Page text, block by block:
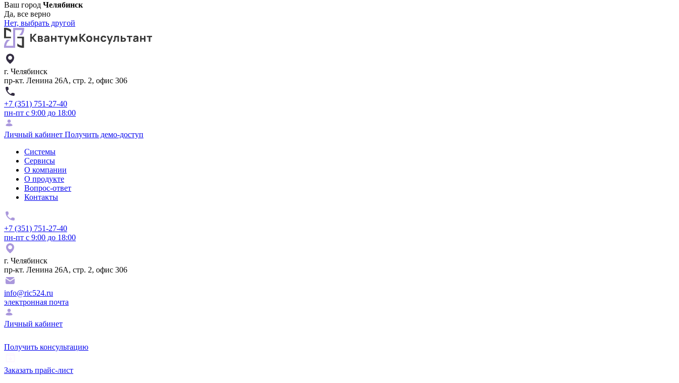
Ваш город Челябинск
Да, все верно
Нет, выбрать другой
г. Челябинск
пр-кт. Ленина 26А, стр. 2, офис 306
+7 (351) 751-27-40
пн-пт с 9:00 до 18:00
Личный кабинет Получить демо-доступ
Системы
Сервисы
О компании
О продукте
Вопрос-ответ
Контакты
+7 (351) 751-27-40
пн-пт с 9:00 до 18:00
г. Челябинск
пр-кт. Ленина 26А, стр. 2, офис 306
info@ric524.ru
электронная почта
Личный кабинет
Получить консультацию
Заказать прайс-лист